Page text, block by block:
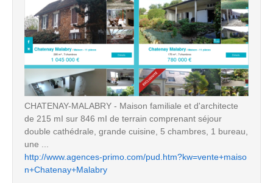
CHATENAY-MALABRY - Maison familiale et d'architecte
de 215 mI sur 846 mI de terrain comprenant séjour
double cathédrale, grande cuisine, 5 chambres, 1 bureau,
une ...
http://www.agences-primo.com/pud.htm?kw=vente+maiso
n+Chatenay+Malabry